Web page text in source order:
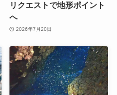
リクエストで地形ポイント
へ
2026年7月20日